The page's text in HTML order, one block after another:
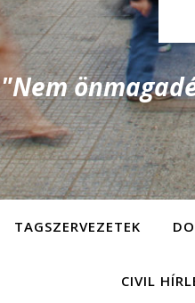
"Nem
TAGSZERVEZETEK
CIVIL